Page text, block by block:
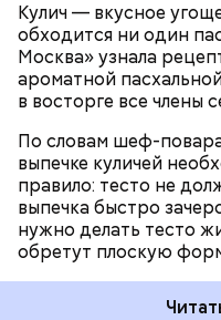
Кулич — вкусное
обходится ни один
Москва» узнала
ароматной
в восторге все члены
По словам шеф-
выпечке куличей
правило: тесто не
выпечка быстро
нужно делать тесто
обретут плоскую